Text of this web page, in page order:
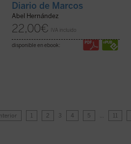
Diario de Marcos
Abel Hernández
22,00€ IVA incluido
disponible en ebook:
1 2 3 4 5 … 11